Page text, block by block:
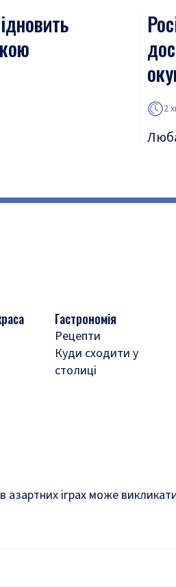
2
Гастрономія
Рецепти
Куди сходити у
столиці
іграх може